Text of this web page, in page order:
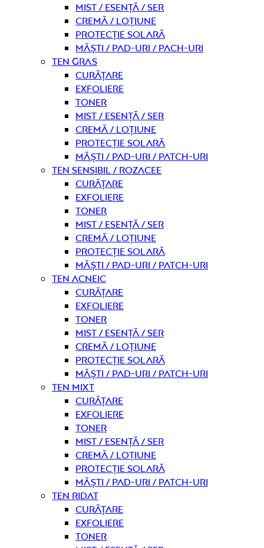
Mist / Esență / Ser
Cremă / Loțiune
Protecție solară
Măști / Pad-uri / Pach-uri
Ten gras
curățare
Exfoliere
Toner
Mist / Esență / Ser
Cremă / Loțiune
Protecție solară
Măști / Pad-uri / Patch-uri
Ten sensibil / rozacee
curățare
Exfoliere
Toner
Mist / Esență / Ser
Cremă / Loțiune
Protecție solară
Măști / Pad-uri / Patch-uri
Ten acneic
curățare
Exfoliere
Toner
Mist / Esență / Ser
Cremă / Loțiune
Protecție solară
Măști / Pad-uri / Patch-uri
Ten mixt
curățare
Exfoliere
Toner
Mist / Esență / Ser
Cremă / Loțiune
Protecție solară
Măști / Pad-uri / Patch-uri
Ten ridat
curățare
Exfoliere
Toner